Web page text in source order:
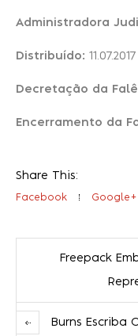
Administradora
Distribuído: 11.07.2017
Decretação da
Encerramento da
Share This:
Facebook Google+
Freepack
Burns Escriba